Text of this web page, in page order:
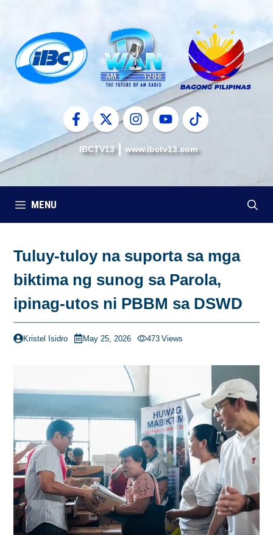
content
IBCTV13 www.ibctv13.com
MENU
Tuluy-tuloy na suporta sa mga
biktima ng sunog sa Parola,
ipinag-utos ni PBBM sa DSWD
Kristel Isidro May 25, 2026 473 Views